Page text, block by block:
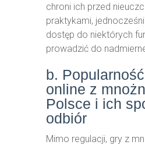
chroni ich przed
praktykami,
dostęp do niektórych
prowadzić do
b.
online z
Polsce i ich
odbiór
Mimo regulacji, gry z